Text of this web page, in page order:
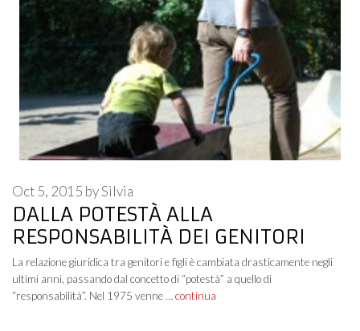
DALLA POTESTÀ ALLA
RESPONSABILITÀ DEI GENITORI
Oct 5, 2015 bySilvia
La relazione giuridica tra genitori e figli è cambiata drasticamente negli
ultimi anni, passando dal concetto di “potestà” a quello di
“responsabilità”. Nel 1975 venne … continua